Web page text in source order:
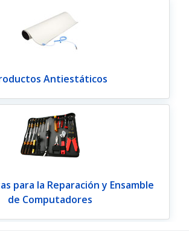
Antiestáticos
para la Reparación y Ensamble
de Computadores